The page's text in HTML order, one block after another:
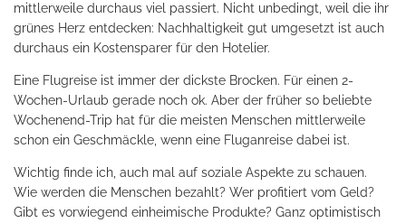
mittlerweile durchaus viel passiert. Nicht unbedingt, weil die ihr
grünes Herz entdecken: Nachhaltigkeit gut umgesetzt ist auch
durchaus ein Kostensparer für den Hotelier.
Eine Flugreise ist immer der dickste Brocken. Für einen 2-
Wochen-Urlaub gerade noch ok. Aber der früher so beliebte
Wochenend-Trip hat für die meisten Menschen mittlerweile
schon ein Geschmäckle, wenn eine Fluganreise dabei ist.
Wichtig finde ich, auch mal auf soziale Aspekte zu schauen.
Wie werden die Menschen bezahlt? Wer profitiert vom Geld?
Gibt es vorwiegend einheimische Produkte? Ganz optimistisch